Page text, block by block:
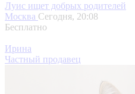
Луис ищет добрых родителей
Москва Сегодня, 20:08
Бесплатно
Ирина
Частный продавец